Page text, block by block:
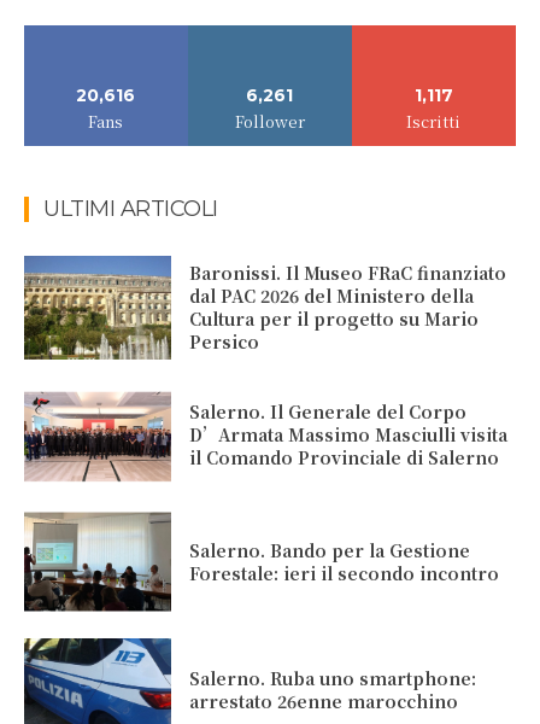
20,616
Fans
6,261
Follower
1,117
Iscritti
ULTIMI ARTICOLI
Baronissi. Il Museo FRaC finanziato
dal PAC 2026 del Ministero della
Cultura per il progetto su Mario
Persico
Salerno. Il Generale del Corpo
D’Armata Massimo Masciulli visita
il Comando Provinciale di Salerno
Salerno. Bando per la Gestione
Forestale: ieri il secondo incontro
Salerno. Ruba uno smartphone:
arrestato 26enne marocchino